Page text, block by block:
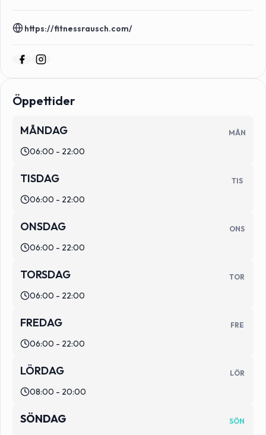
https://fitnessrausch.com/
Öppettider
MÅNDAG MÅN
06:00 - 22:00
TISDAG TIS
06:00 - 22:00
ONSDAG ONS
06:00 - 22:00
TORSDAG TOR
06:00 - 22:00
FREDAG FRE
06:00 - 22:00
LÖRDAG LÖR
08:00 - 20:00
SÖNDAG SÖN